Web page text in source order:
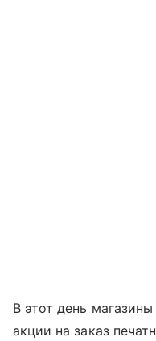
В этот день
акции на заказ